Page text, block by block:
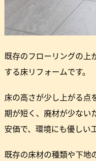
既存のフローリングの上
する床リフォームです。
床の高さが少し上がる点
期が短く、廃材が少ない
安価で、環境にも優しい
既存の床材の種類や下地